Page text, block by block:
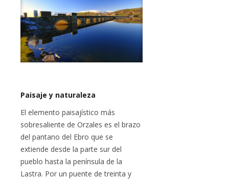
Paisaje y naturaleza
El elemento paisajístico más
sobresaliente de Orzales es el brazo
del pantano del Ebro que se
extiende desde la parte sur del
pueblo hasta la península de la
Lastra. Por un puente de treinta y